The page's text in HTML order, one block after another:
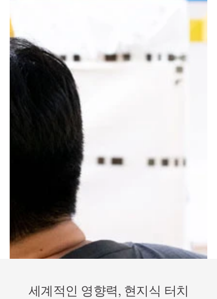
세계적인 영향력, 현지식 터치